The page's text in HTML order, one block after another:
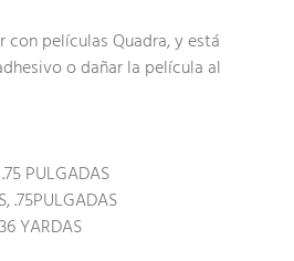
con películas Quadra, y está
o dañar la película al
PULGADAS
.75PULGADAS
YARDAS